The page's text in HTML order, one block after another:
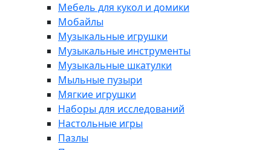
Мебель для кукол и домики
Мобайлы
Музыкальные игрушки
Музыкальные инструменты
Музыкальные шкатулки
Мыльные пузыри
Мягкие игрушки
Наборы для исследований
Настольные игры
Пазлы